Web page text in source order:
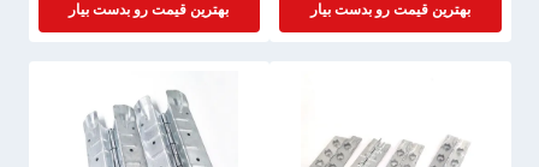
بهترین قیمت رو بدست بیار بهترین قیمت رو بدست بیار